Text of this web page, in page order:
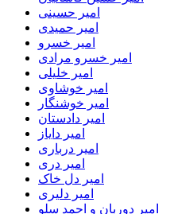
امیر حسینی
امیر حمیدی
امیر خسرو
امیر خسرو مرادی
امیر خلیلی
امیر خوشاوی
امیر خوشنگار
امیر دادستان
امیر دایاز
امیر درباری
امیر دری
امیر دل خاک
امیر دلیری
امیر دوربان و احمد سلو